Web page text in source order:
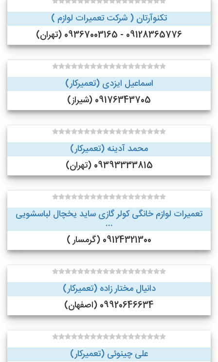
تکنوآرتان ( شرکت تعمیرات لوازم )
09128365776 - 09367003165 (تهران)
اسماعیل ایزدی (تعمیرکار)
09176343705 (شیراز)
محمد آدینه (تعمیرکار)
09393333815 (تهران)
تعمیرات لوازم خانگی کولر گازی ساید یخچال لباسشویی
...
09124321300 (گرمسار )
دانیال مختار زاده (تعمیرکار)
09920646634 (اصفهان)
علی چینوئی (تعمیرکار)